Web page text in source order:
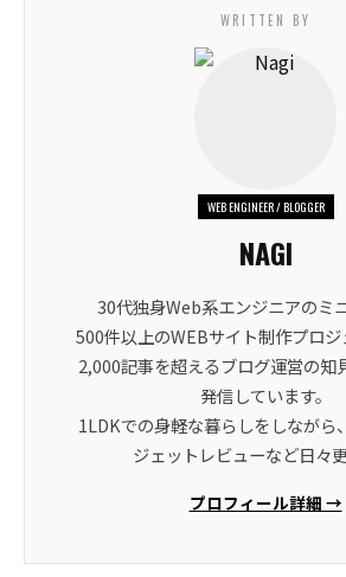
WRITTEN BY
WEB ENGINEER / BLOGGER
NAGI
30代独身Web系エンジニアのミ
500件以上のWEBサイト制作プロジ
2,000記事を超えるブログ運営の知
発信しています。
1LDKでの身軽な暮らしをしながら
ジェットレビューなど日々
プロフィール詳細 →